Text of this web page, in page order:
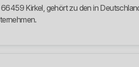
Kirkel, gehört zu den in